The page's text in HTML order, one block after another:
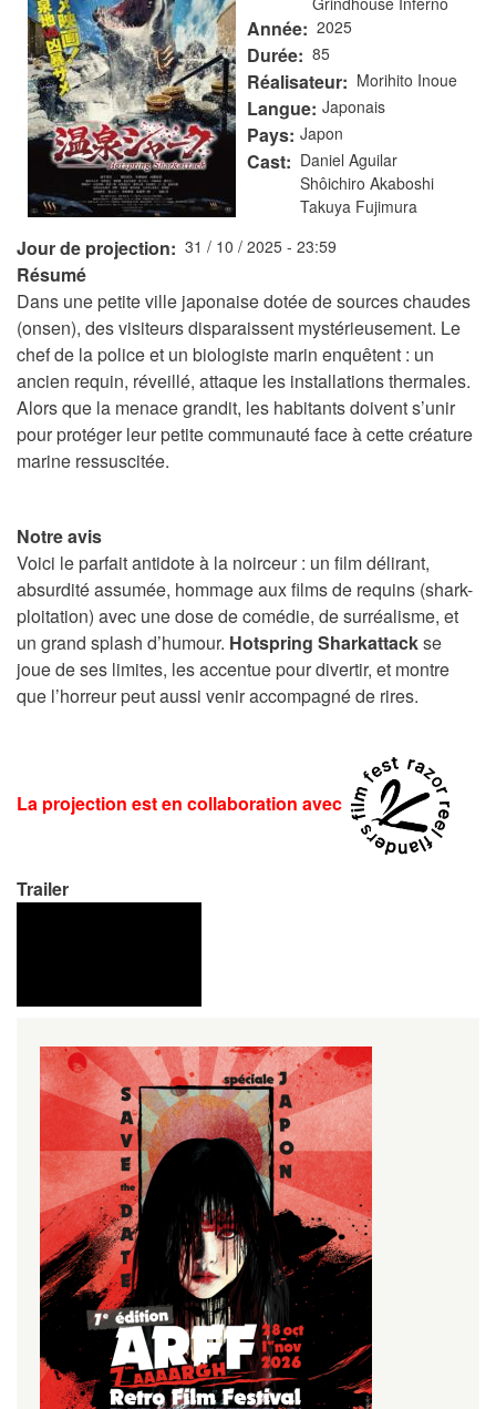
Année 2025
Durée 85
Réalisateur Morihito Inoue
Langue Japonais
Pays Japon
Cast
Daniel Aguilar
Shôichiro Akaboshi
Takuya Fujimura
Jour de projection 31 / 10 / 2025 - 23:59
Résumé
Dans une petite ville japonaise dotée de sources chaudes
(onsen), des visiteurs disparaissent mystérieusement. Le
chef de la police et un biologiste marin enquêtent : un
ancien requin, réveillé, attaque les installations thermales.
Alors que la menace grandit, les habitants doivent s’unir
pour protéger leur petite communauté face à cette créature
marine ressuscitée.
Notre avis
Voici le parfait antidote à la noirceur : un film délirant,
absurdité assumée, hommage aux films de requins (shark-
ploitation) avec une dose de comédie, de surréalisme, et
un grand splash d’humour. Hotspring Sharkattackse
joue de ses limites, les accentue pour divertir, et montre
que l’horreur peut aussi venir accompagné de rires.
La projection est en collaboration avec
Trailer